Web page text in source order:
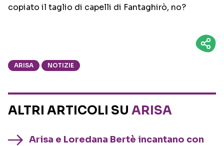
copiato il taglio di capelli di Fantaghirò, no?
ARISA NOTIZIE
ALTRI ARTICOLI SU ARISA
Arisa e Loredana Bertè incantano con